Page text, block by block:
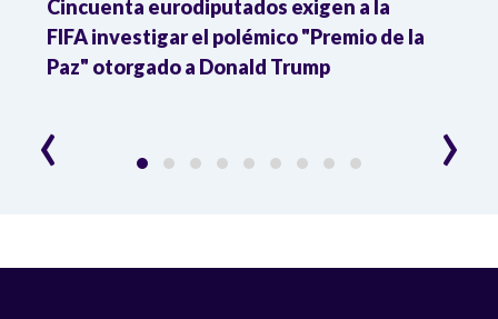
Cincuenta eurodiputados exigen a la
FIFA investigar el polémico "Premio de la
Paz" otorgado a Donald Trump
‹ ›